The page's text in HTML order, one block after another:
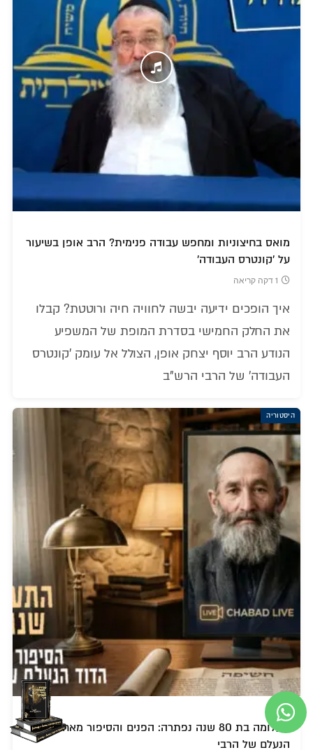
מואס בחיצוניות ומחפש עבודה פנימית? הרב אופן בשיעור
על 'קונטרס העבודה'
1 דקה קריאה
איך הופכים ידיעה יבשה לחוויה חיה ורוטטת? קבלו
את החלק החמישי בסדרת המופת של המשפיע
הנודע הרב יוסף יצחק אופן, הצולל אל עומק 'קונטרס
העבודה' של הרבי הרש"ב
היסטוריה
תעלומה בת 80 שנה נפתרה: הפנים והסיפור מאחורי הדוד
הנעלם של הרבי